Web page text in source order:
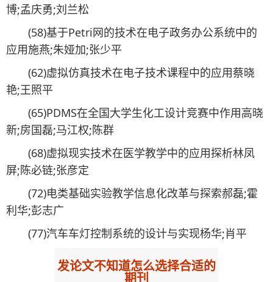
博;孟庆勇;刘兰松
(58)基于Petri网的技术在电子政务办公系统中的
应用施燕;朱娅加;张少平
(62)虚拟仿真技术在电子技术课程中的应用蔡晓
艳;王照平
(65)PDMS在全国大学生化工设计竞赛中作用高晓
新;房国磊;马江权;陈群
(68)虚拟现实技术在医学教学中的应用探析林凤
屏;陈必链;张彦定
(72)电类基础实验教学信息化改革与探索郝磊;霍
利华;彭志广
(77)汽车车灯控制系统的设计与实现杨华;肖平
发论文不知道怎么选择合适的
期刊